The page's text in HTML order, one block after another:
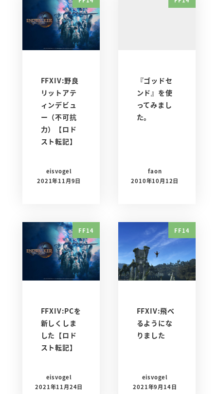
FFXIV:野良
リットアテ
ィンデビュ
ー（不可抗
力）【ロド
スト転記】
eisvogel
2021年11月9日
『ゴッドセ
ンド』を使
ってみまし
た。
faon
2010年10月12日
FF14
FFXIV:PCを
新しくしま
した【ロド
スト転記】
eisvogel
2021年11月24日
FF14
FFXIV:飛べ
るようにな
りました
eisvogel
2021年9月14日